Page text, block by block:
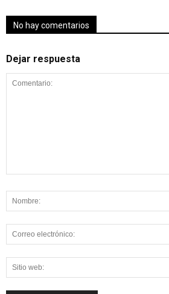
No hay comentarios
Dejar respuesta